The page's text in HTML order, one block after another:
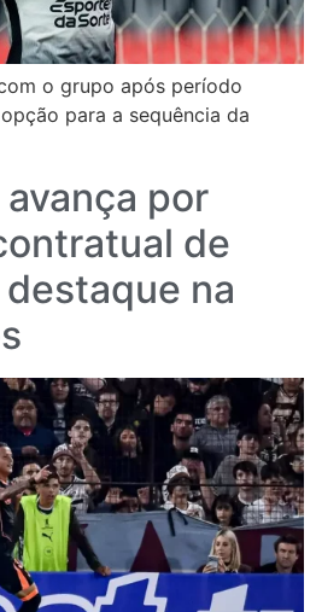
o grupo após período
para a sequência da
por
de
na